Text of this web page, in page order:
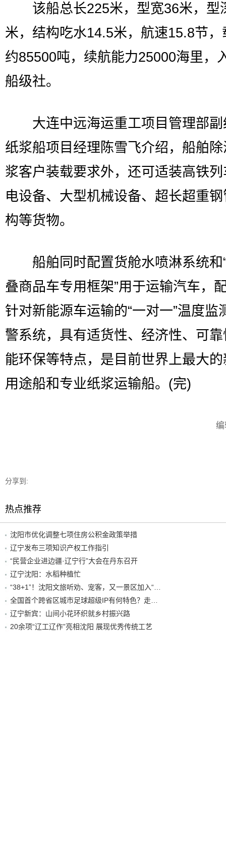
该船总长225米，型宽36米，型
米，结构吃水14.5米，航速15.8节，
约85500吨，续航能力25000海里，
船级社。
大连中远海运重工项目管理部副
纸浆船项目经理陈雪飞介绍，船舶
浆客户装载要求外，还可适装高铁
电设备、大型机械设备、超长超重
构等货物。
船舶同时配置货舱水喷淋系统和
叠商品车专用框架”用于运输汽车，
针对新能源车运输的“一对一”温度监
警系统，具有适货性、经济性、可
能环保等特点，是目前世界上最大
用途船和专业纸浆运输船。(完)
分享到:
热点推荐
沈阳市优化调整七项住房公积金政策举措
辽宁发布三项知识产权工作指引
“民营企业进边疆·辽宁行”大会在丹东召开
辽宁沈阳：水稻种植忙
辽宁新宾：山间小花环织就乡村振兴路
20余项“辽工辽作”亮相沈阳 展现优秀传统工艺